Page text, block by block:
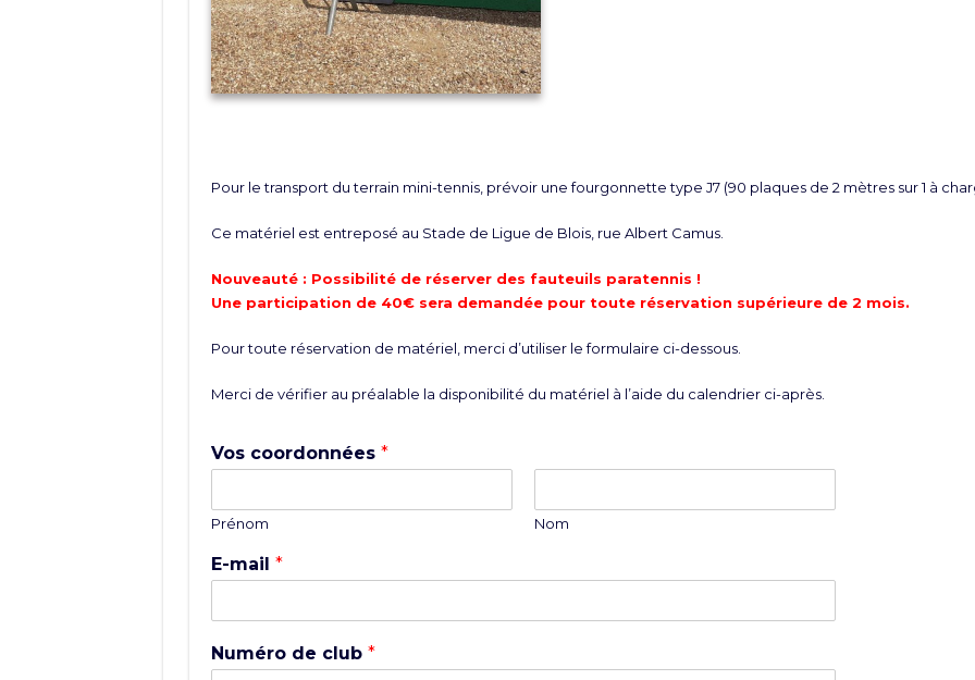
Pour le transport du terrain mini-tennis, prévoir une fourgonnette type J7 (90 plaques de 2 mètres sur 1 à
Ce matériel est entreposé au Stade de Ligue de Blois, rue Albert Camus.
Nouveauté : Possibilité de réserver des fauteuils paratennis !
Une participation de 40€ sera demandée pour toute réservation supérieure de 2 mois.
Pour toute réservation de matériel, merci d’utiliser le formulaire ci-dessous.
Merci de vérifier au préalable la disponibilité du matériel à l’aide du calendrier ci-après.
Vos coordonnées *
Prénom Nom
E-mail *
Numéro de club *